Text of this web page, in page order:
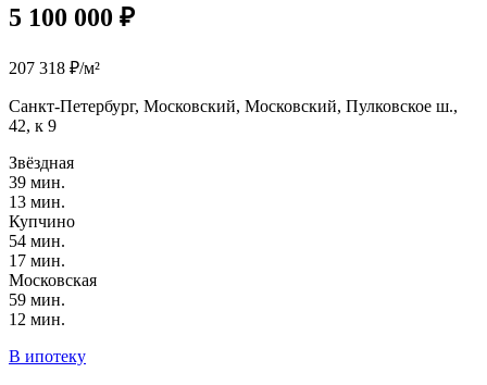
5 100 000 ₽
207 318 ₽/м²
Санкт-Петербург, Московский, Московский, Пулковское ш.,
42, к 9
Звёздная
39 мин.
13 мин.
Купчино
54 мин.
17 мин.
Московская
59 мин.
12 мин.
В ипотеку